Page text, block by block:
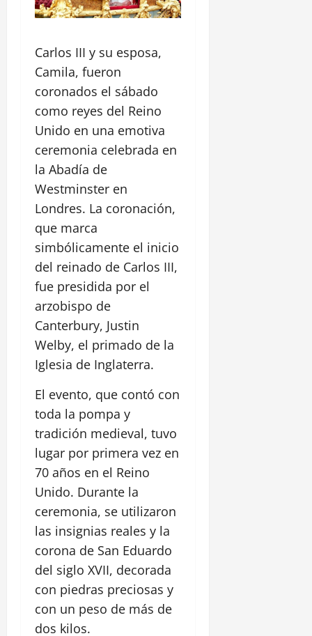
Carlos III y su esposa,
Camila, fueron
coronados el sábado
como reyes del Reino
Unido en una emotiva
ceremonia celebrada en
la Abadía de
Westminster en
Londres. La coronación,
que marca
simbólicamente el inicio
del reinado de Carlos III,
fue presidida por el
arzobispo de
Canterbury, Justin
Welby, el primado de la
Iglesia de Inglaterra.
El evento, que contó con
toda la pompa y
tradición medieval, tuvo
lugar por primera vez en
70 años en el Reino
Unido. Durante la
ceremonia, se utilizaron
las insignias reales y la
corona de San Eduardo
del siglo XVII, decorada
con piedras preciosas y
con un peso de más de
dos kilos.